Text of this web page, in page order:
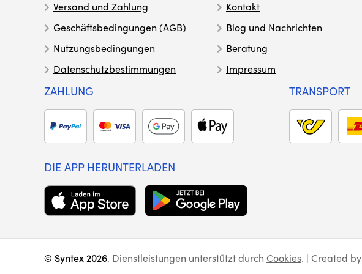
Versand und Zahlung
Geschäftsbedingungen (AGB)
Nutzungsbedingungen
Datenschutzbestimmungen
Kontakt
Blog und Nachrichten
Beratung
Impressum
ZAHLUNG TRANSPORT
DIE APP HERUNTERLADEN
© Syntex 2026. Dienstleistungen unterstützt durch Cookies. | Created by